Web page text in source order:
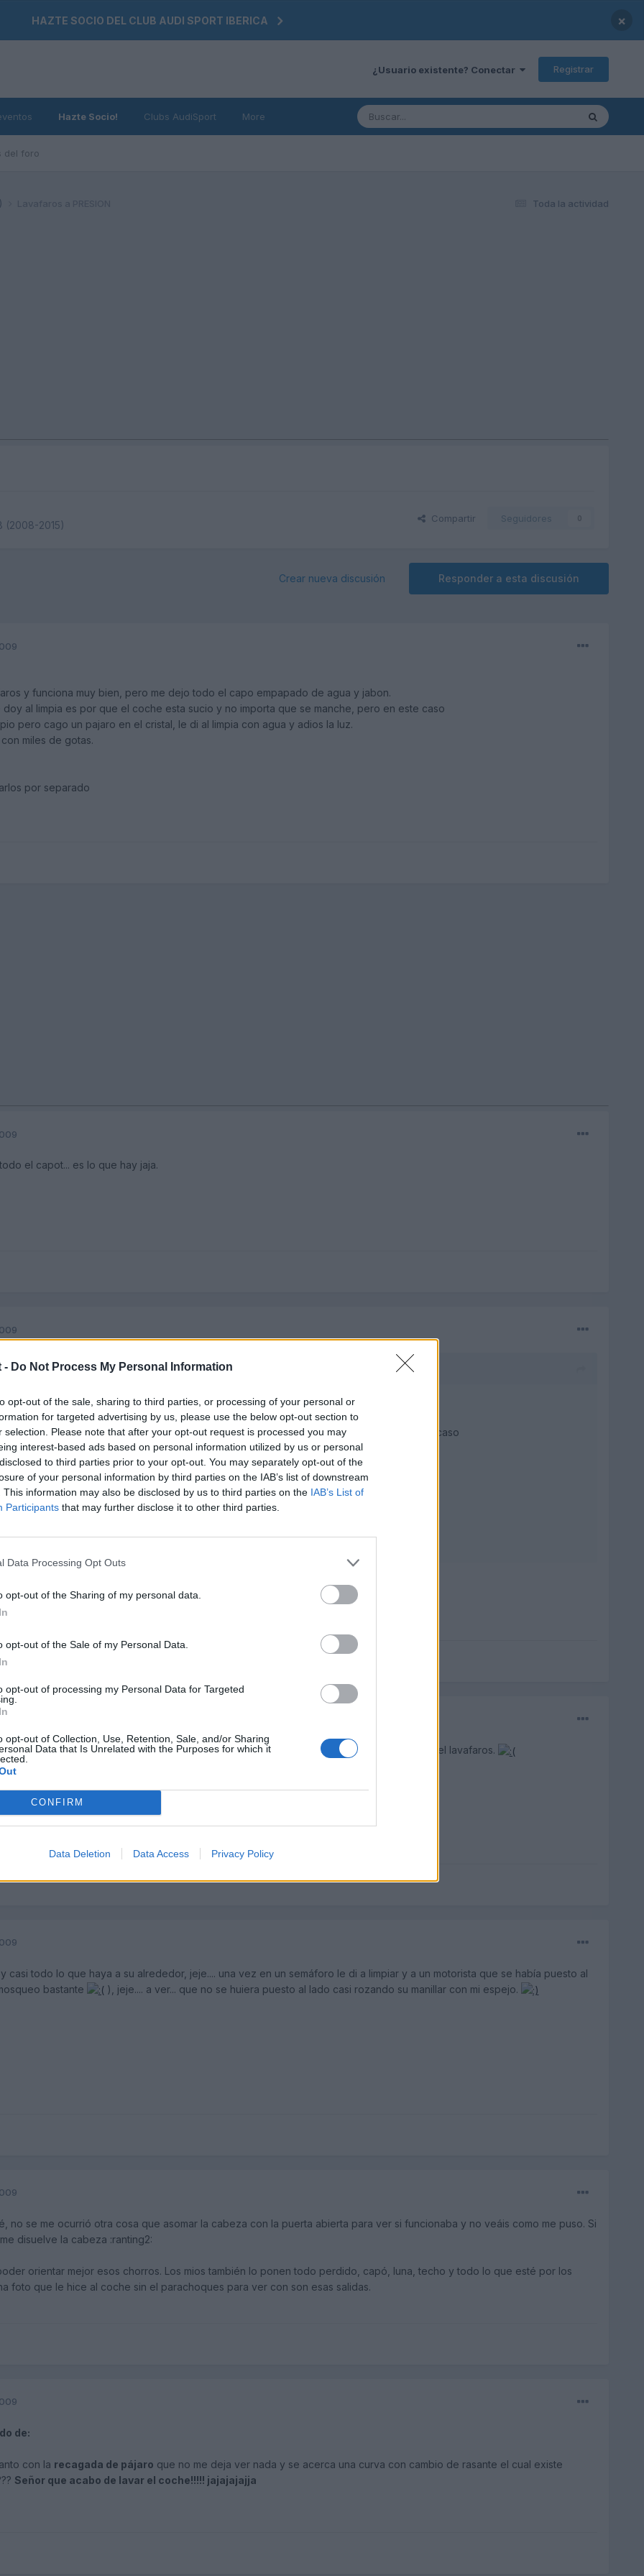
- Do Not Process My Personal Information
opt-out of the sale, sharing to third parties, or processing of your personal or
for targeted advertising by us, please use the below opt-out section to
selection. Please note that after your opt-out request is processed you may
interest-based ads based on personal information utilized by us or personal
to third parties prior to your opt-out. You may separately opt-out of the
of your personal information by third parties on the IAB’s list of downstream
This information may also be disclosed by us to third parties on the IAB’s List of
Participants that may further disclose it to other third parties.
Data Processing Opt Outs
opt-out of the Sharing of my personal data.
opt-out of the Sale of my Personal Data.
opt-out of processing my Personal Data for Targeted
opt-out of Collection, Use, Retention, Sale, and/or Sharing
Data that Is Unrelated with the Purposes for which it
CONFIRM
Data Deletion Data Access Privacy Policy
HAZTE SOCIO DEL CLUB AUDI SPORT IBERICA ×
¿Usuario existente? Conectar Registrar
del foro
Hazte Socio! Clubs AudiSport More
Toda la actividad
(2008-2015)
Compartir Seguidores 0
Responder a esta discusión
Crear nueva discusión
y funciona muy bien, pero me dejo todo el capo empapado de agua y jabon.
al limpia es por que el coche esta sucio y no importa que se manche, pero en este caso
pero cago un pajaro en el cristal, le di al limpia con agua y adios la luz.
miles de gotas.
por separado
el capot... es lo que hay jaja.
y funciona muy bien, pero me dejo todo el capo empapado de agua y jabon.
le doy al limpia es por que el coche esta sucio y no importa que se manche, pero en este caso
pero cago un pajaro en el cristal, le di al limpia con agua y adios la luz.
con miles de gotas.
por separado
en parado te manchara mucho menos
pero lo que puedes hacer es si no es muy de noche apagar las luces y asi no te salta el lavafaros.
casi todo lo que haya a su alrededor, jeje.... una vez en un semáforo le di a limpiar y a un motorista que se había puesto al
bastante
), jeje.... a ver... que no se huiera puesto al lado casi rozando su manillar con mi espejo.
no se me ocurrió otra cosa que asomar la cabeza con la puerta abierta para ver si funcionaba y no veáis como me puso. Si
disuelve la cabeza :ranting2:
orientar mejor esos chorros. Los mios también lo ponen todo perdido, capó, luna, techo y todo lo que esté por los
foto que le hice al coche sin el parachoques para ver con son esas salidas.
de:
con la recagada de pájaro que no me deja ver nada y se acerca una curva con cambio de rasante el cual existe
Señor que acabo de lavar el coche!!!!! jajajajajja